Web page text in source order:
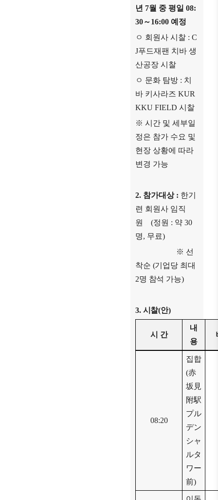
년 7월 중 평일 08:
30～16:00 예정
ㅇ 회원사 시찰 : C
J푸드재팬 치바 생
산공장 시찰
ㅇ 문화 탐방 : 치
바 키사라즈 KUR
KKU FIELD 시찰
※ 시간 및 세부일
정은 참가 수요 및
현장 상황에 따라
변경 가능
2. 참가대상 : 한기
련 회원사 임직
원
(정원 : 약 30
명, 무료)
※ 선
착순 (기업당 최대
2명 참석 가능)
3. 시찰(안)
시 간
내
용
08:20
집합
(赤
坂見
附駅
プル
デン
シャ
ルタ
ワー
前)